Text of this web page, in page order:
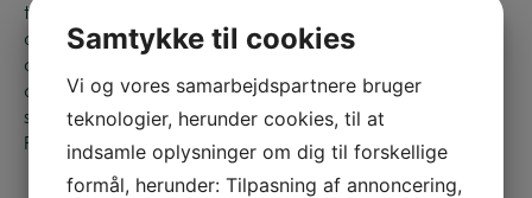
tidligere støtte til børn og unge i udsatte positioner, er
der behov for, at politikerne på Christiansborg styrker
den praksisnære og anvendelsesorienterede forskning i
de kommende forhandlinger om forskningsreserven,
skriver Camilla Wang, Ditte Brøndum og David A.
Pedersen.
Samtykke til cookies
Vi og vores samarbejdspartnere bruger
teknologier, herunder cookies, til at
indsamle oplysninger om dig til forskellige
formål, herunder: Tilpasning af annoncering,